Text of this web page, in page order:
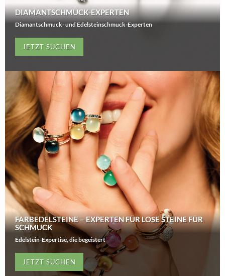
DIAMANTSCHMUCK-EXPERTEN
Diamantschmuck- und Edelsteinschmuck-Experten
JETZT SUCHEN
FARBEDELSTEINE – EXPERTEN FÜR LOSE STEINE FÜR
SCHMUCK
Edelstein-Expertise, die begeistert
JETZT SUCHEN